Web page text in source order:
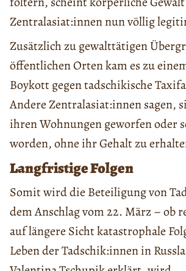
Zentralasiat:innen nun völlig
Zusätzlich zu gewalttätigen
öffentlichen Orten kam es zu
Boykott gegen tadschikische
Andere Zentralasiat:innen sagen,
ihren Wohnungen geworfen oder
worden, ohne ihr Gehalt zu
Langfristige Folgen
Somit wird die Beteiligung von
dem Anschlag vom 22. März – ob
auf längere Sicht katastrophale
Leben der Tadschik:innen in